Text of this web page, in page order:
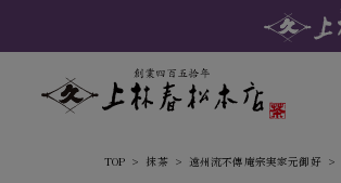
TOP 抹茶 遠州流不傳庵宗実家元御好